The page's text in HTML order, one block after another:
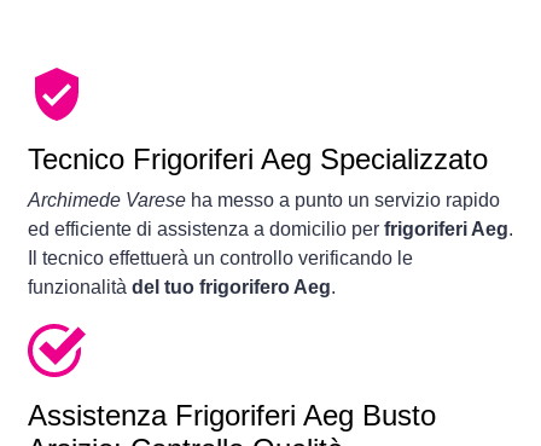
Tecnico Frigoriferi Aeg Specializzato
Archimede Varese ha messo a punto un servizio rapido
ed efficiente di assistenza a domicilio per frigoriferi Aeg.
Il tecnico effettuerà un controllo verificando le
funzionalità del tuo frigorifero Aeg.
Assistenza Frigoriferi Aeg Busto